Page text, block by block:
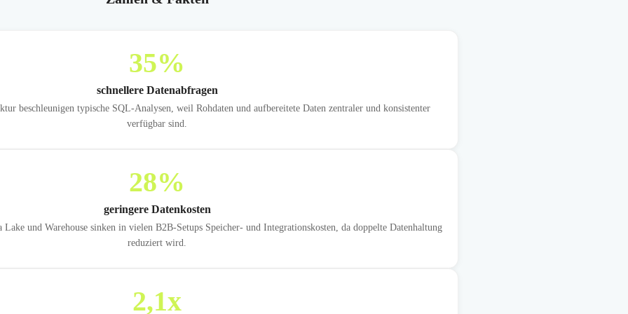
35%
schnellere Datenabfragen
beschleunigen typische SQL-Analysen, weil Rohdaten und aufbereitete Daten zentraler und konsistenter
verfügbar sind.
28%
geringere Datenkosten
und Warehouse sinken in vielen B2B-Setups Speicher- und Integrationskosten, da doppelte Datenhaltung
reduziert wird.
2,1x